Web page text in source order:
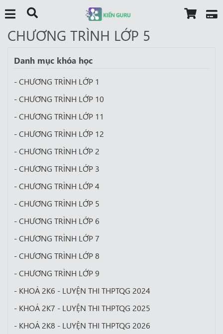
CHƯƠNG TRÌNH LỚP 5
Danh mục khóa học
- CHƯƠNG TRÌNH LỚP 1
- CHƯƠNG TRÌNH LỚP 10
- CHƯƠNG TRÌNH LỚP 11
- CHƯƠNG TRÌNH LỚP 12
- CHƯƠNG TRÌNH LỚP 2
- CHƯƠNG TRÌNH LỚP 3
- CHƯƠNG TRÌNH LỚP 4
- CHƯƠNG TRÌNH LỚP 5
- CHƯƠNG TRÌNH LỚP 6
- CHƯƠNG TRÌNH LỚP 7
- CHƯƠNG TRÌNH LỚP 8
- CHƯƠNG TRÌNH LỚP 9
- KHOÁ 2K6 - LUYỆN THI THPTQG 2024
- KHOÁ 2K7 - LUYỆN THI THPTQG 2025
- KHOÁ 2K8 - LUYỆN THI THPTQG 2026